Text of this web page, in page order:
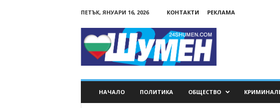
ПЕТЪК, ЯНУАРИ 16, 2026 КОНТАКТИ РЕКЛАМА
НАЧАЛО ПОЛИТИКА ОБЩЕСТВО